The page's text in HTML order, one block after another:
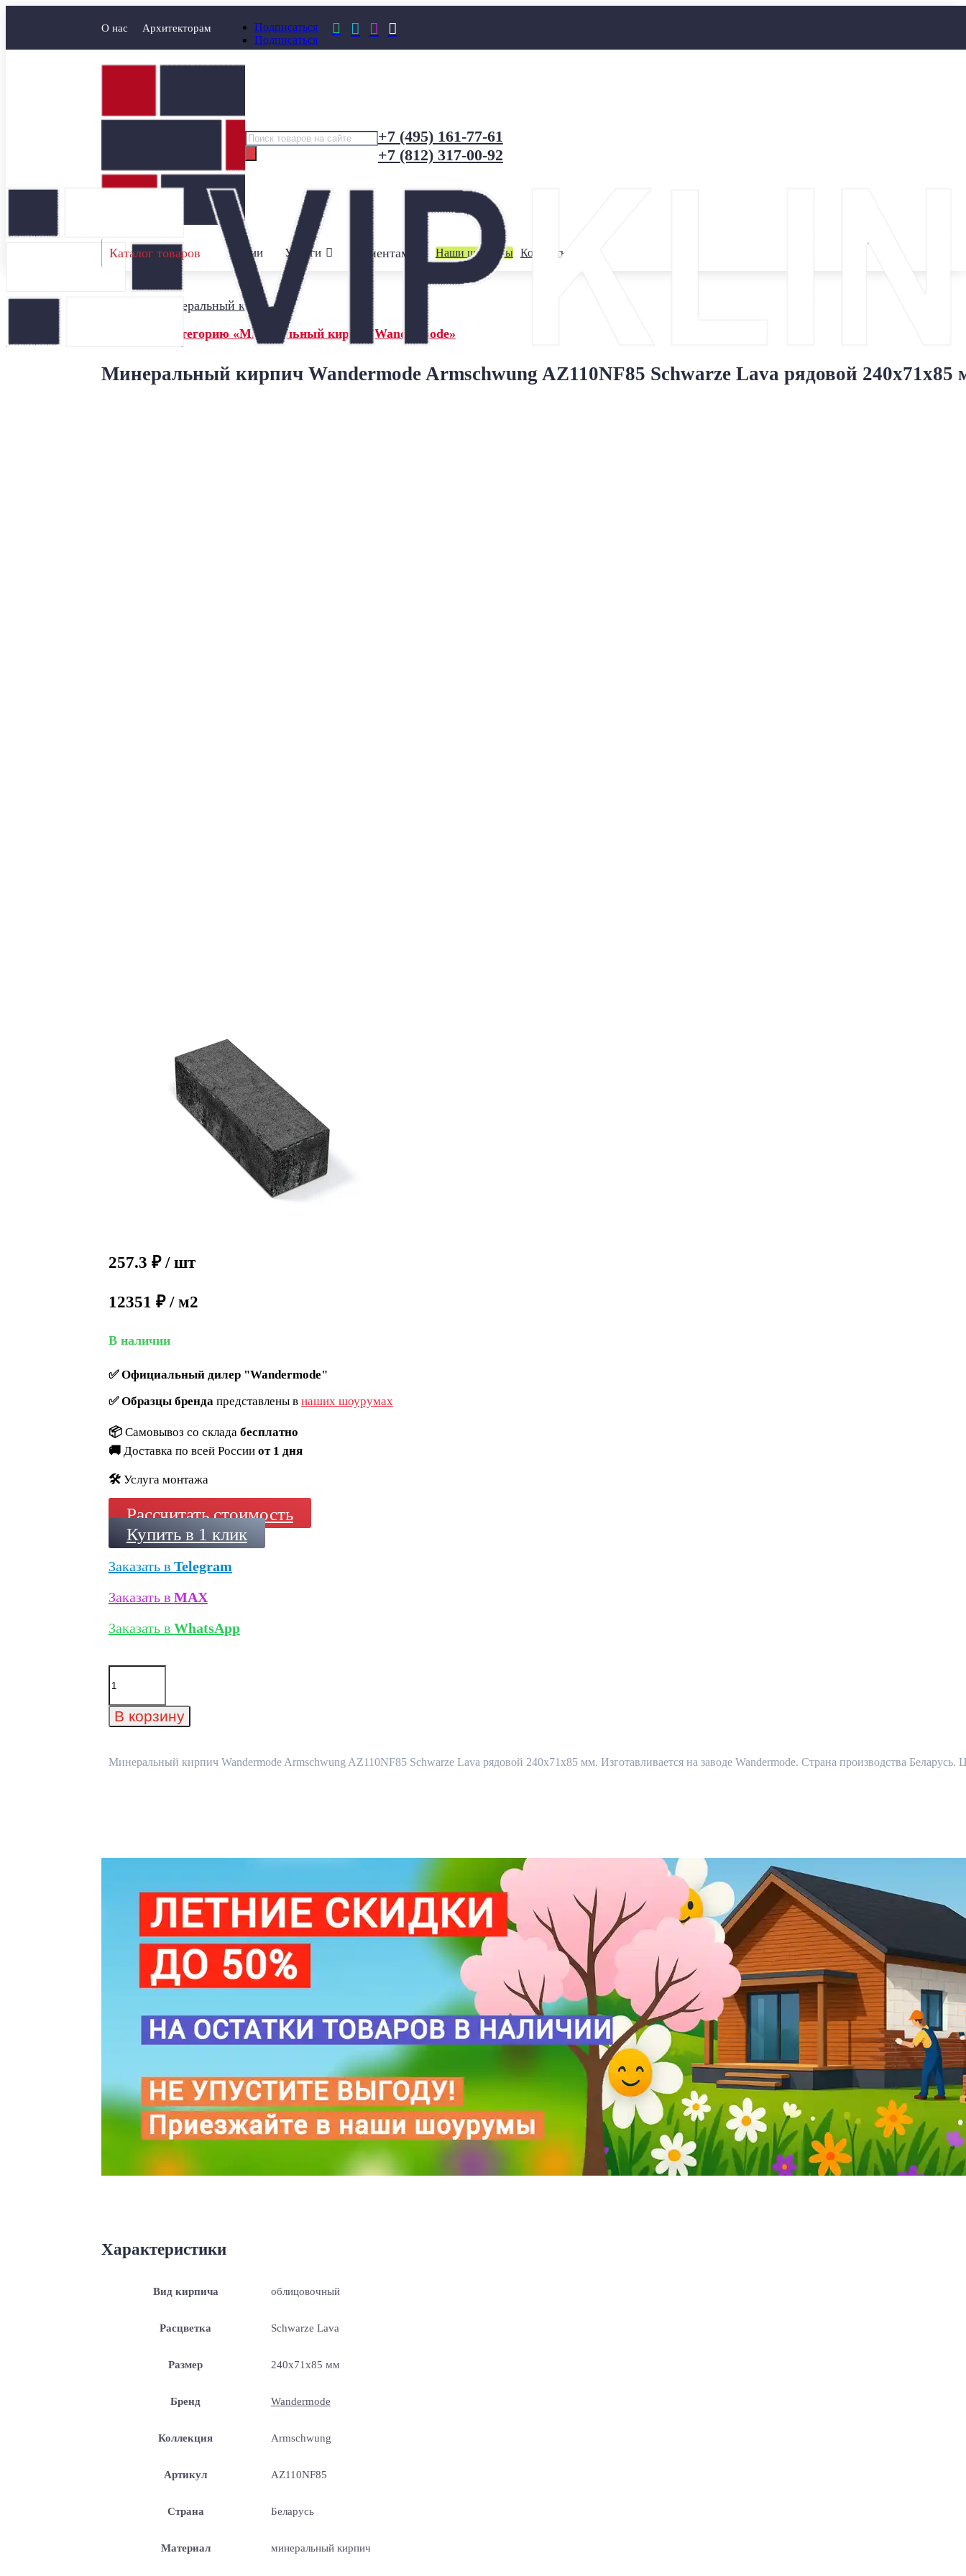
О нас Архитекторам
Подписаться
Подписаться
   
Поиск
товаров
+7 (495) 161-77-61
+7 (812) 317-00-92
Каталог товаров Акции Услуги Клиентам Наши шоурумы Контакты
Минеральный кирпич
← Назад в категорию «Минеральный кирпич Wandermode»
Минеральный кирпич Wandermode Armschwung AZ110NF85 Schwarze Lava рядовой 240x71x85
257.3 ₽ / шт
12351 ₽ / м2
В наличии
✅Официальный дилер "Wandermode"
✅Образцы брендапредставлены в наших шоурумах
📦 Самовывоз со склада бесплатно
🚚 Доставка по всей России от 1 дня
🛠️ Услуга монтажа
Рассчитать стоимость
Купить в 1 клик
Заказать в Telegram
Заказать в MAX
Заказать в WhatsApp
Количество
товара
кирпич
Wandermode
Schwarze
В корзину
Минеральный кирпич Wandermode Armschwung AZ110NF85 Schwarze Lava рядовой 240x71x85 мм. Изготавливается на заводе Wandermode. Страна производства Беларусь.
Характеристики
Вид кирпича облицовочный
Расцветка Schwarze Lava
Размер 240x71x85 мм
Бренд Wandermode
Коллекция Armschwung
Артикул AZ110NF85
Страна Беларусь
Материал минеральный кирпич